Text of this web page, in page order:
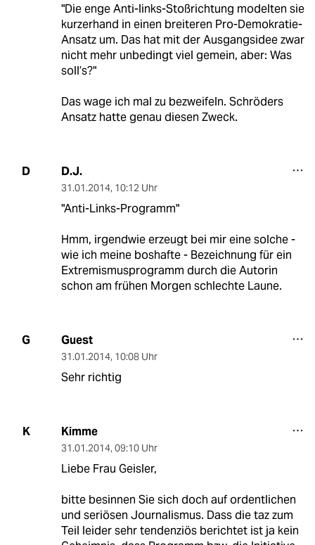
"Die enge Anti-links-Stoßrichtung modelten sie
kurzerhand in einen breiteren Pro-Demokratie-
Ansatz um. Das hat mit der Ausgangsidee zwar
nicht mehr unbedingt viel gemein, aber: Was
soll’s?"
Das wage ich mal zu bezweifeln. Schröders
Ansatz hatte genau diesen Zweck.
D D.J.
31.01.2014, 10:12 Uhr
"Anti-Links-Programm"
Hmm, irgendwie erzeugt bei mir eine solche -
wie ich meine boshafte - Bezeichnung für ein
Extremismusprogramm durch die Autorin
schon am frühen Morgen schlechte Laune.
G Guest
31.01.2014, 10:08 Uhr
Sehr richtig
K Kimme
31.01.2014, 09:10 Uhr
Liebe Frau Geisler,
bitte besinnen Sie sich doch auf ordentlichen
und seriösen Journalismus. Dass die taz zum
Teil leider sehr tendenziös berichtet ist ja kein